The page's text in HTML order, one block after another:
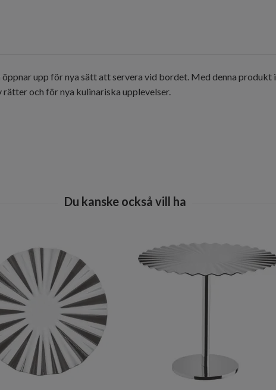
upp för nya sätt att servera vid bordet. Med denna produkt
och för nya kulinariska upplevelser.